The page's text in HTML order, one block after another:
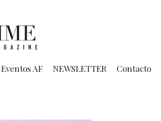
Eventos AF NEWSLETTER Contacto